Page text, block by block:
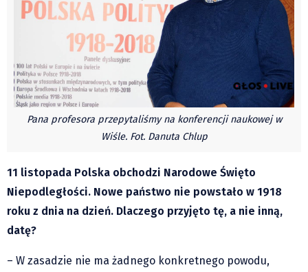
Region
Polska
Świat
Kongres Polaków
Sejmiki Gminne 2024
English Voice
Kultura
Wydarzenia
Pana profesora przepytaliśmy na konferencji naukowej w
Wiśle. Fot. Danuta Chlup
11 listopada Polska obchodzi Narodowe Święto
Niepodległości. Nowe państwo nie powstało w 1918
roku z dnia na dzień. Dlaczego przyjęto tę, a nie inną,
datę?
– W zasadzie nie ma żadnego konkretnego powodu,